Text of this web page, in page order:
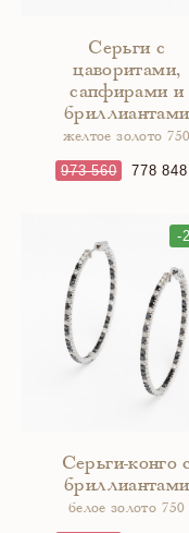
Серьги с
цаворитами,
сапфирами и
бриллиантами
желтое золото 750
973 560 778 848
-
Серьги-конго с
бриллиантами
белое золото 750